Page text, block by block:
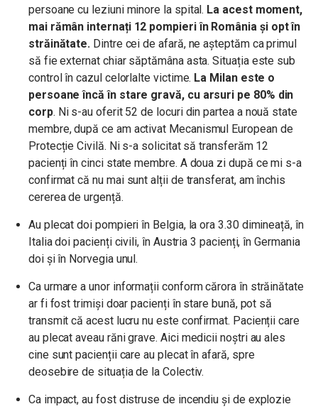
persoane cu leziuni minore la spital. La acest moment,
mai rămân internați 12 pompieri în România și opt în
străinătate. Dintre cei de afară, ne așteptăm ca primul
să fie externat chiar săptămâna asta. Situația este sub
control în cazul celorlalte victime. La Milan este o
persoane încă în stare gravă, cu arsuri pe 80% din
corp. Ni s-au oferit 52 de locuri din partea a nouă state
membre, după ce am activat Mecanismul European de
Protecție Civilă. Ni s-a solicitat să transferăm 12
pacienți în cinci state membre. A doua zi după ce mi s-a
confirmat că nu mai sunt alții de transferat, am închis
cererea de urgență.
Au plecat doi pompieri în Belgia, la ora 3.30 dimineață, în
Italia doi pacienți civili, în Austria 3 pacienți, în Germania
doi și în Norvegia unul.
Ca urmare a unor informații conform cărora în străinătate
ar fi fost trimiși doar pacienți în stare bună, pot să
transmit că acest lucru nu este confirmat. Pacienții care
au plecat aveau răni grave. Aici medicii noștri au ales
cine sunt pacienții care au plecat în afară, spre
deosebire de situația de la Colectiv.
Ca impact, au fost distruse de incendiu și de explozie